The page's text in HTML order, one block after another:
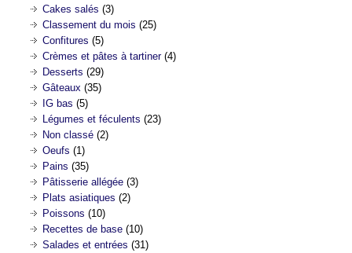
Cakes salés (3)
Classement du mois (25)
Confitures (5)
Crèmes et pâtes à tartiner(4)
Desserts (29)
Gâteaux (35)
IG bas (5)
Légumes et féculents (23)
Non classé (2)
Oeufs (1)
Pains (35)
Pâtisserie allégée (3)
Plats asiatiques (2)
Poissons (10)
Recettes de base (10)
Salades et entrées (31)